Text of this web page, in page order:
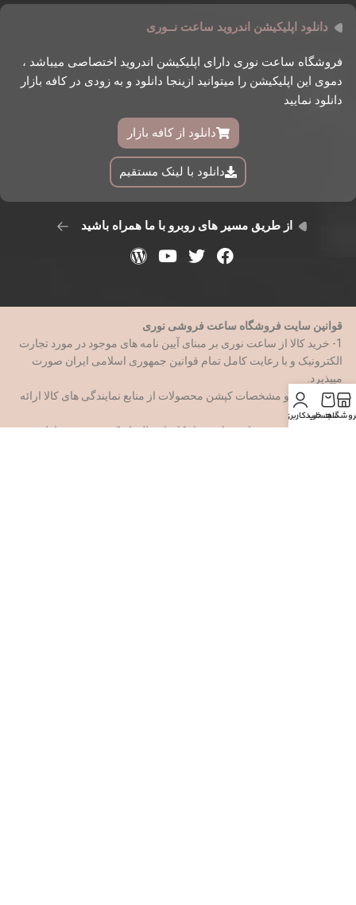
دانلود اپلیکیشن اندروید ساعت نــوری
فروشگاه ساعت نوری دارای اپلیکیشن اندروید اختصاصی میباشد ،
دموی این اپلیکیشن را میتوانید ازینجا دانلود و به زودی در کافه بازار
دانلود نمایید
دانلود از کافه بازار
دانلود با لینک مستقیم
از طریق مسیر های روبرو با ما همراه باشید
قوانین سایت فروشگاه ساعت فروشی نوری
1- خرید کالا از ساعت نوری بر مبنای آیین نامه های موجود در مورد تجارت
الکترونیک و با رعایت کامل تمام قوانین جمهوری اسلامی ایران صورت
میپذیرد.
2- اطلاعات و مشخصات کپشن محصولات از منابع نمایندگی های کالا ارائه
میشود.
3- شعبه سوم در تهران میباشد و امکان ارسال با پیک موتور به مناطق ۲۱
سبد خرید
حساب کاربری من